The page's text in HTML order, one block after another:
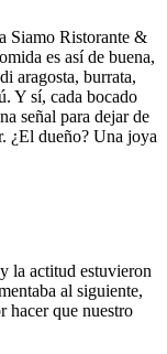
Siamo Ristorante &
es así de buena,
aragosta, burrata,
Y sí, cada bocado
señal para dejar de
¿El dueño? Una joya
la actitud estuvieron
al siguiente,
hacer que nuestro